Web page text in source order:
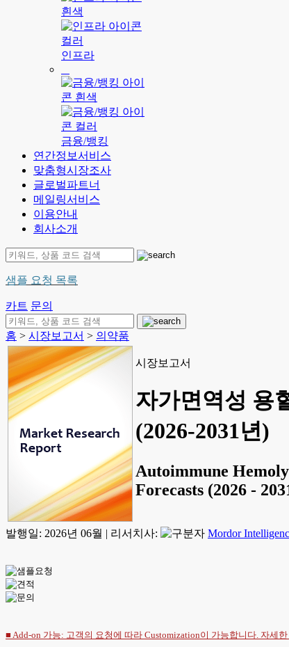
인프라
금융/뱅킹
연간정보서비스
맞춤형시장조사
글로벌파트너
메일링서비스
이용안내
회사소개
샘플 요청 목록
카트 문의
홈 > 시장보고서 > 의약품
시장보고서
자가면역성 용
(2026-2031년)
Autoimmune
Forecasts (2026 -
발행일: 2026년 06월 | 리서치사: Mordor
■ Add-on 가능: 고객의 요청에 따라 Customization이 가능합니다. 자세